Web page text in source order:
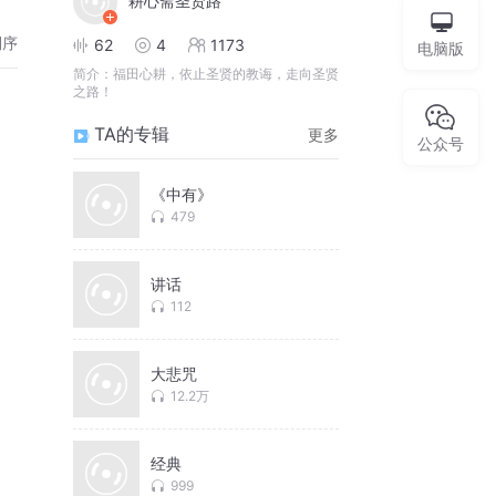
62 4 1173
简介： 福田心耕，依止圣贤的教诲，走向圣贤
之路！
TA的专辑 更多
《中有》
479
讲话
112
大悲咒
12.2万
经典
999
电脑版
公众号